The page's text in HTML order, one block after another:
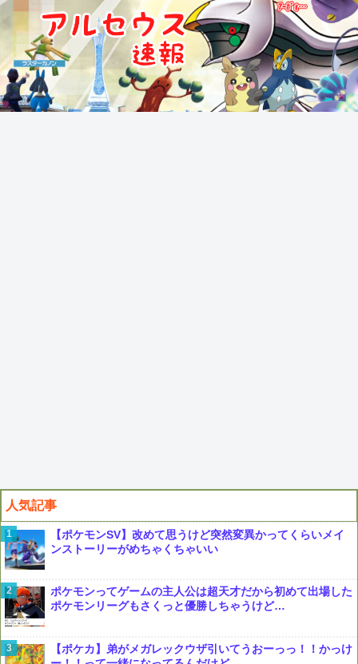
人気記事
【ポケモンSV】改めて思うけど突然変異かってくらいメイ
ンストーリーがめちゃくちゃいい
ポケモンってゲームの主人公は超天才だから初めて出場した
ポケモンリーグもさくっと優勝しちゃうけど…
【ポケカ】弟がメガレックウザ引いてうおーっっ！！かっけ